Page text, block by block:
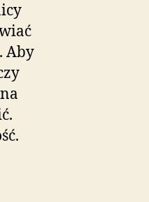
Aby